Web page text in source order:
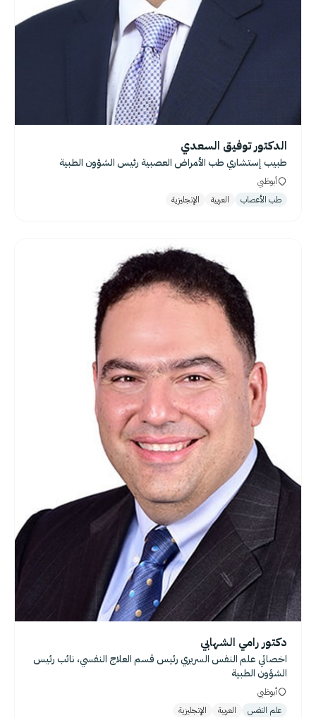
الدكتور توفيق السعدي
طبيب إستشاري طب اﻷﻤﺮاض اﻟﻌﺼﺒﻴﺔ رئيس الشؤون الطبية
أبوظبي
طب الأعصاب
العربية الإنجليزية
دكتور رامي الشهابي
اخصائي علم النفس السريري رئيس قسم العلاج النفسي، نائب رئيس
الشؤون الطبية
أبوظبي
علم النفس
العربية الإنجليزية